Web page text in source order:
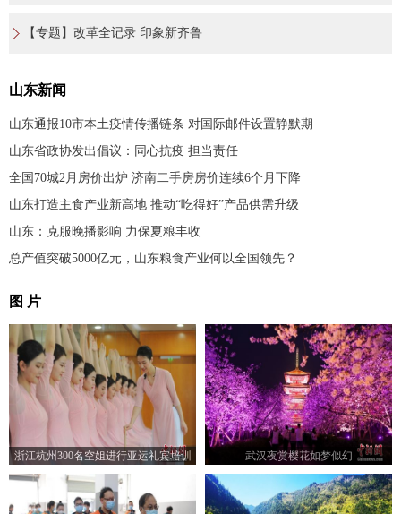
【专题】改革全记录 印象新齐鲁
山东新闻
山东通报10市本土疫情传播链条 对国际邮件设置静默期
山东省政协发出倡议：同心抗疫 担当责任
全国70城2月房价出炉 济南二手房房价连续6个月下降
山东打造主食产业新高地 推动“吃得好”产品供需升级
山东：克服晚播影响 力保夏粮丰收
总产值突破5000亿元，山东粮食产业何以全国领先？
图 片
浙江杭州300名空姐进行亚运礼宾培训 武汉夜赏樱花如梦似幻